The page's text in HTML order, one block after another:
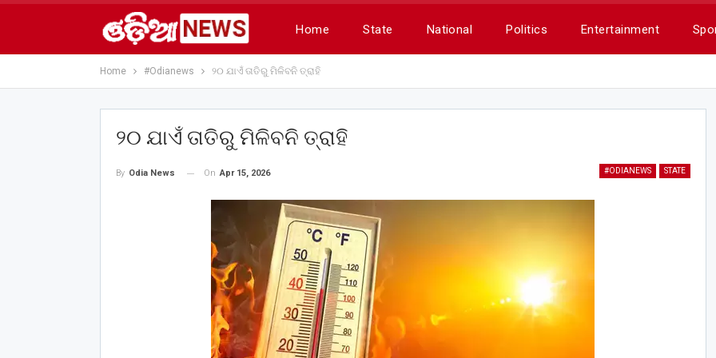
Home State National Politics Entertainment
Home #Odianews ୨୦ ଯାଏଁ ତାତିରୁ ମିଳିବନି ତ୍ରାହି
୨୦ ଯାଏଁ ତାତିରୁ ମିଳିବନି ତ୍ରାହି
#ODIANEWS STATE
By Odia News On Apr 15, 2026